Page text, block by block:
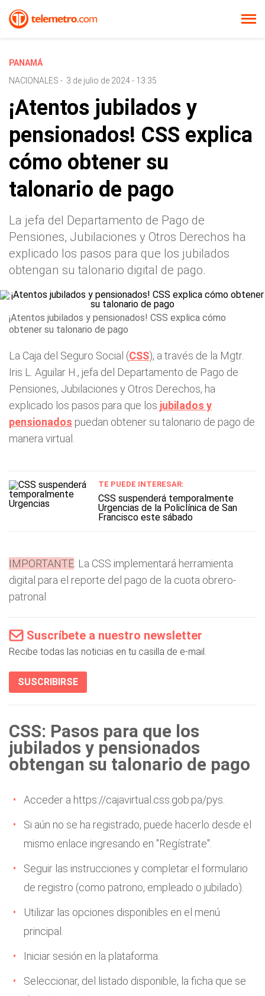
PANAMÁ
NACIONALES - 3 de julio de 2024 - 13:35
¡Atentos jubilados y
pensionados! CSS explica
cómo obtener su
talonario de pago
La jefa del Departamento de Pago de
Pensiones, Jubilaciones y Otros Derechos ha
explicado los pasos para que los jubilados
obtengan su talonario digital de pago.
¡Atentos jubilados y pensionados! CSS explica cómo
obtener su talonario de pago
La Caja del Seguro Social (CSS), a través de la Mgtr.
Iris L. Aguilar H., jefa del Departamento de Pago de
Pensiones, Jubilaciones y Otros Derechos, ha
explicado los pasos para que los jubilados y
pensionados puedan obtener su talonario de pago de
manera virtual.
TE PUEDE INTERESAR:
CSS suspenderá temporalmente
Urgencias de la Policlínica de San
Francisco este sábado
IMPORTANTE: La CSS implementará herramienta
digital para el reporte del pago de la cuota obrero-
patronal
Suscríbete a nuestro newsletter
Recibe todas las noticias en tu casilla de e-mail.
SUSCRIBIRSE
CSS: Pasos para que los
jubilados y pensionados
obtengan su talonario de pago
Acceder a https://cajavirtual.css.gob.pa/pys
Si aún no se ha registrado, puede hacerlo desde el
mismo enlace ingresando en "Regístrate".
Seguir las instrucciones y completar el formulario
de registro (como patrono, empleado o jubilado).
Utilizar las opciones disponibles en el menú
principal.
Iniciar sesión en la plataforma.
Seleccionar, del listado disponible, la ficha que se